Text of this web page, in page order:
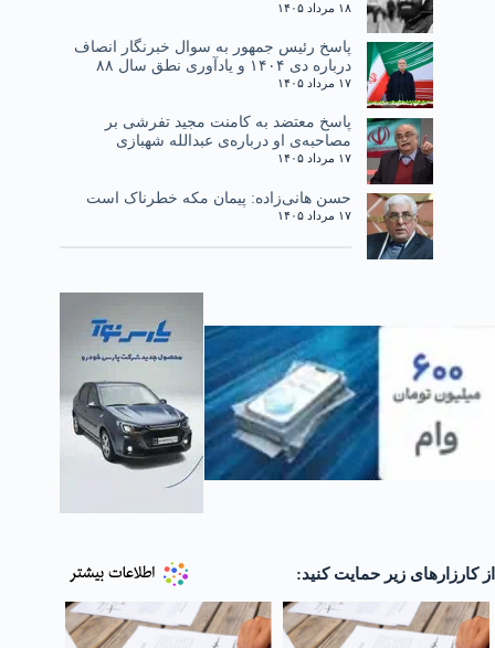
۱۸ مرداد ۱۴۰۵
پاسخ رئیس جمهور به سوال خبرنگار انصاف
درباره دی ۱۴۰۴ و یادآوری نطق سال ۸۸
۱۷ مرداد ۱۴۰۵
پاسخ معتضد به کامنت مجید تفرشی بر
مصاحبه‌ی او درباره‌ی عبدالله شهبازی
۱۷ مرداد ۱۴۰۵
حسن هانی‌زاده: پیمان مکه خطرناک است
۱۷ مرداد ۱۴۰۵
از کارزارهای زیر حمایت کنید: